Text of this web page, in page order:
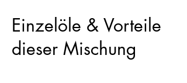
Einzelöle & Vorteile
dieser Mischung